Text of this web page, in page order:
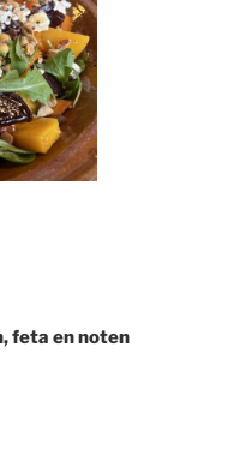
feta en noten